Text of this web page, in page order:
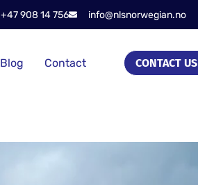
+47 908 14 756 info@nlsnorwegian.no
Blog Contact CONTACT US